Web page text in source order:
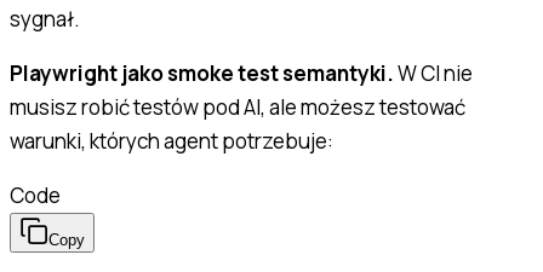
sygnał.
Playwright jako smoke test semantyki.W CI nie
musisz robić testów pod AI, ale możesz testować
warunki, których agent potrzebuje:
Code
Copy